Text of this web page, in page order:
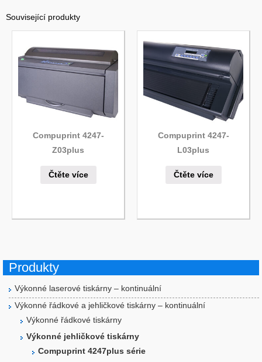
Související produkty
Compuprint 4247-
Z03plus
Čtěte více
Compuprint 4247-
L03plus
Čtěte více
Produkty
Výkonné laserové tiskárny – kontinuální
Výkonné řádkové a jehličkové tiskárny – kontinuální
Výkonné řádkové tiskárny
Výkonné jehličkové tiskárny
Compuprint 4247plus série